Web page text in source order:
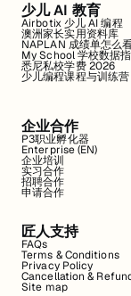
少儿 AI 教育
Airbotix 少儿 AI 编程
澳洲家长实用资料库
NAPLAN 成绩单怎么
My School 学校数据
悉尼私校学费 2026
少儿编程课程与训练营
企业合作
P3职业孵化器
Enterprise (EN)
企业培训
实习合作
招聘合作
申请合作
匠人支持
FAQs
Terms & Conditions
Privacy Policy
Cancellation &
Site map